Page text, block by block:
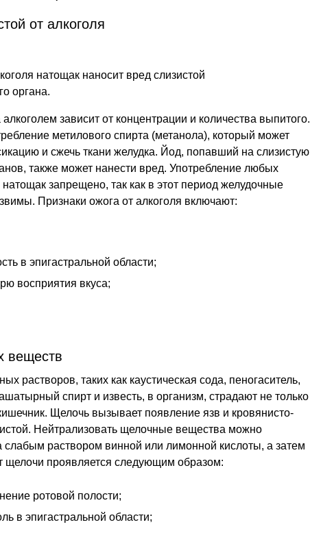
от алкоголя
натощак наносит вред слизистой
органа.
зависит от концентрации и количества выпитого.
метилового спирта (метанола), который может
и сжечь ткани желудка. Йод, попавший на слизистую
также может нанести вред. Употребление любых
запрещено, так как в этот период желудочные
Признаки ожога от алкоголя включают:
в эпигастральной области;
восприятия вкуса;
веществ
растворов, таких как каустическая сода, пеногаситель,
спирт и известь, в организм, страдают не только
Щелочь вызывает появление язв и кровянисто-
Нейтрализовать щелочные вещества можно
раствором винной или лимонной кислоты, а затем
щелочи проявляется следующим образом:
ротовой полости;
в эпигастральной области;